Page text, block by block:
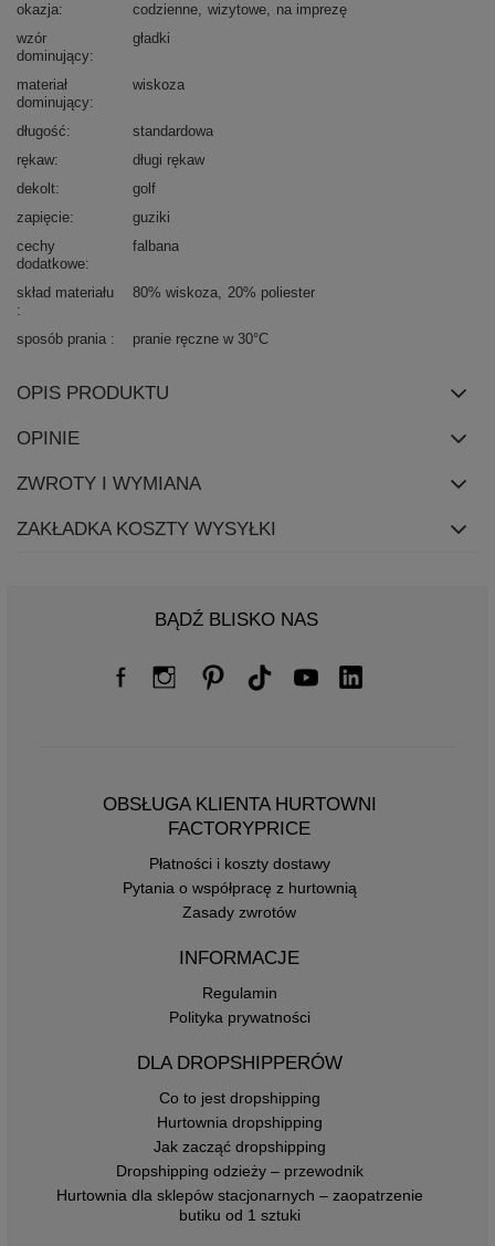
okazja
codzienne wizytowe
na imprezę
wzór
dominujący
gładki
materiał
dominujący
wiskoza
długość
standardowa
rękaw
długi rękaw
dekolt
golf
zapięcie
guziki
cechy
dodatkowe
falbana
skład materiału 80% wiskoza 20% poliester
sposób prania pranie ręczne w 30°C
OPIS PRODUKTU
OPINIE
ZWROTY I WYMIANA
ZAKŁADKA KOSZTY WYSYŁKI
BĄDŹ BLISKO NAS
OBSŁUGA KLIENTA HURTOWNI
FACTORYPRICE
Płatności i koszty dostawy
Pytania o współpracę z hurtownią
Zasady zwrotów
INFORMACJE
Regulamin
Polityka prywatności
DLA DROPSHIPPERÓW
Co to jest dropshipping
Hurtownia dropshipping
Jak zacząć dropshipping
Dropshipping odzieży – przewodnik
Hurtownia dla sklepów stacjonarnych – zaopatrzenie
butiku od 1 sztuki